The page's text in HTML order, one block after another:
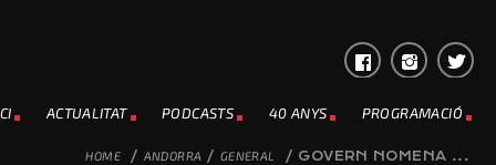
ACTUALITAT PODCASTS 40 ANYS PROGRAMACIÓ
HOME / ANDORRA / GENERAL / GOVERN NOMENA ...